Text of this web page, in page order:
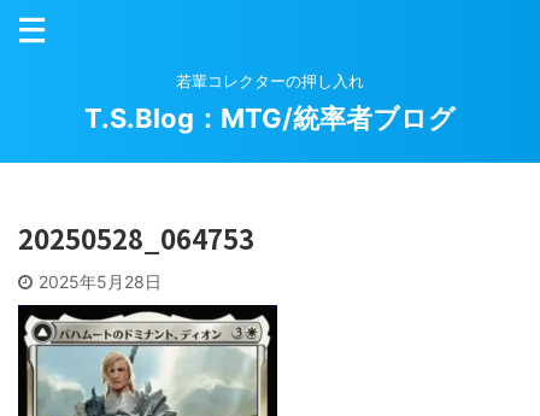
若輩コレクターの押し入れ
T.S.Blog：MTG/統率者ブログ
20250528_064753
2025年5月28日